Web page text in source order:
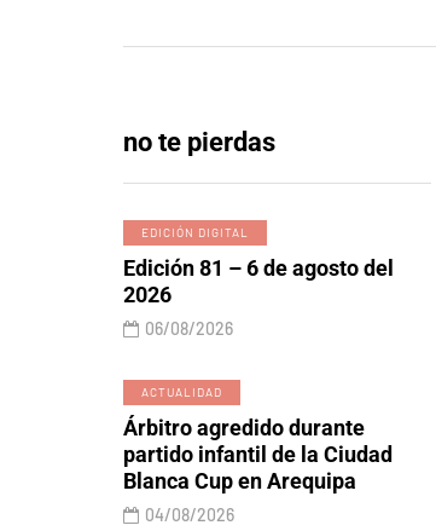
no te pierdas
EDICIÓN DIGITAL
Edición 81 – 6 de agosto del
2026
06/08/2026
ACTUALIDAD
Árbitro agredido durante
partido infantil de la Ciudad
Blanca Cup en Arequipa
04/08/2026
EDICIÓN DIGITAL
06/08/2026
Edición 81 – 6 de agosto